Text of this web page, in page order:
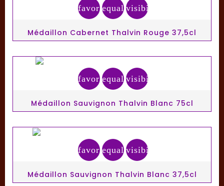
favorite_border
equalizervisibility
Médaillon Cabernet Thalvin Rouge 37,5cl
favorite_border
equalizervisibility
Médaillon Sauvignon Thalvin Blanc 75cl
favorite_border
equalizervisibility
Médaillon Sauvignon Thalvin Blanc 37,5cl